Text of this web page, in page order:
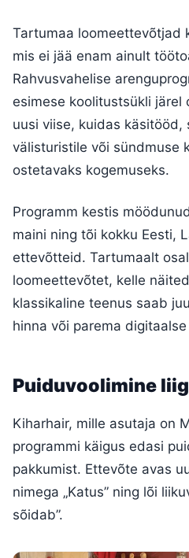
Tartumaa loomeettevõtjad
mis ei jää enam ainult
Rahvusvahelise
esimese koolitustsükli järel
uusi viise, kuidas käsitööd,
välisturistile või sündmuse
ostetavaks kogemuseks.
Programm kestis
maini ning tõi kokku Eesti,
ettevõtteid. Tartumaalt
loomeettevõtet, kelle
klassikaline teenus saab
hinna või parema
Puiduvoolimine
Kiharhair, mille asutaja on
programmi käigus edasi
pakkumist. Ettevõte avas
nimega „Katus” ning lõi
sõidab”.